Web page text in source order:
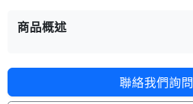
商品概述
聯絡我們詢問